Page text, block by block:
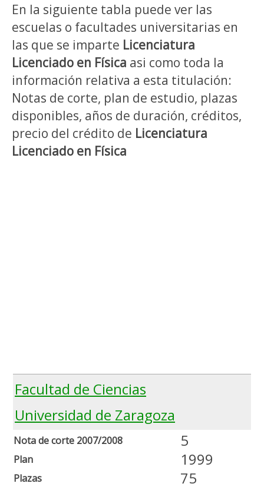
En la siguiente tabla puede ver las
escuelas o facultades universitarias en
las que se imparte Licenciatura
Licenciado en Física asi como toda la
información relativa a esta titulación:
Notas de corte, plan de estudio, plazas
disponibles, años de duración, créditos,
precio del crédito de Licenciatura
Licenciado en Física
Facultad de Ciencias
Universidad de Zaragoza
Nota de corte 2007/2008
Plan
Plazas
5
1999
75